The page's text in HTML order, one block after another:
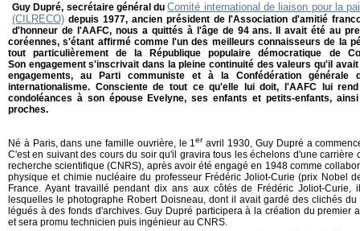
Guy Dupré, secrétaire général duComité international de liaison pour la
(CILRECO) depuis 1977, ancien président de l'Association d'amitié
d'honneur de l'AAFC, nous a quittés à l'âge de 94 ans. Il avait été au
coréennes, s'étant affirmé comme l'un des meilleurs connaisseurs de la
tout particulièrement de la République populaire démocratique de
Son engagement s'inscrivait dans la pleine continuité des valeurs qu'il
engagements, au Parti communiste et à la Confédération générale
internationalisme. Consciente de tout ce qu'elle lui doit, l'AAFC lui
condoléances à son épouse Evelyne, ses enfants et petits-enfants,
proches.
Né à Paris, dans une famille ouvrière, le 1er avril 1930, Guy Dupré a
C'est en suivant des cours du soir qu'il gravira tous les échelons d'une carrière
recherche scientifique (CNRS), après avoir été engagé en 1948 comme
physique et chimie nucléaire du professeur Frédéric Joliot-Curie (prix Nobel
France. Ayant travaillé pendant dix ans aux côtés de Frédéric Joliot-Curie,
lesquelles le photographe Robert Doisneau, dont il avait gardé des clichés
légués à des fonds d'archives. Guy Dupré participera à la création du premier
et sera promu technicien puis ingénieur au CNRS.